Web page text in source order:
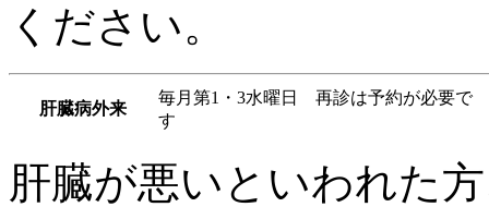
ください。
肝臓病外来
毎月第1・3水曜日 再診は予約が必要で
す
肝臓が悪いといわれた